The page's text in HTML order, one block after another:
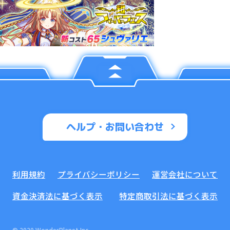
ヘルプ・お問い合わせ
利用規約 プライバシーポリシー
運営会社について
資金決済法に基づく表示
特定商取引法に基づく表示